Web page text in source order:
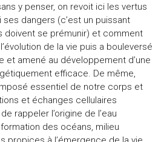
y penser, on revoit ici les vertus
dangers (c’est un puissant
doivent se prémunir) et comment
de la vie puis a bouleversé
et amené au développement d’une
efficace. De même,
essentiel de notre corps et
et échanges cellulaires
rappeler l’origine de l’eau
des océans, milieu